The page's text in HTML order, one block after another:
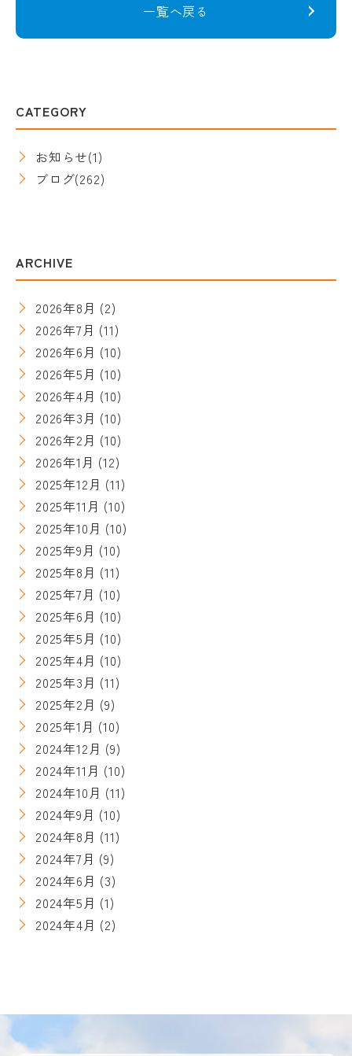
一覧へ戻る
CATEGORY
お知らせ(1)
ブログ(262)
ARCHIVE
2026年8月 (2)
2026年7月 (11)
2026年6月 (10)
2026年5月 (10)
2026年4月 (10)
2026年3月 (10)
2026年2月 (10)
2026年1月 (12)
2025年12月 (11)
2025年11月 (10)
2025年10月 (10)
2025年9月 (10)
2025年8月 (11)
2025年7月 (10)
2025年6月 (10)
2025年5月 (10)
2025年4月 (10)
2025年3月 (11)
2025年2月 (9)
2025年1月 (10)
2024年12月 (9)
2024年11月 (10)
2024年10月 (11)
2024年9月 (10)
2024年8月 (11)
2024年7月 (9)
2024年6月 (3)
2024年5月 (1)
2024年4月 (2)